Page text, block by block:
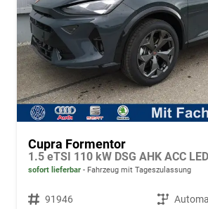
Cupra Formentor
1.5 eTSI 110 kW DSG AHK ACC LED
sofort lieferbar Fahrzeug mit Tageszulassung
Fahrzeugnr. 91946 Getriebe